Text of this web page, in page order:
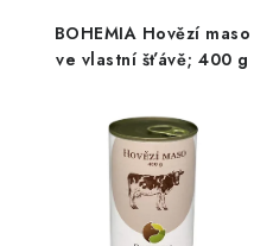
BOHEMIA Hovězí maso
ve vlastní šťávě; 400 g